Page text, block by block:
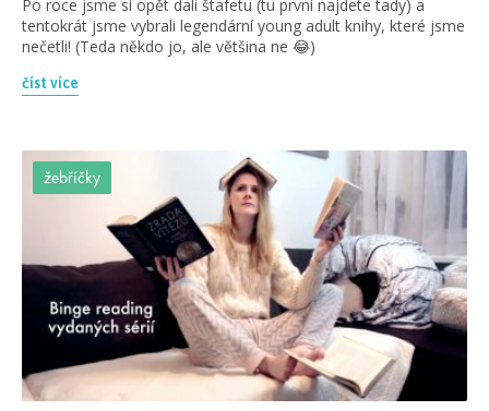
Po roce jsme si opět dali štafetu (tu první najdete tady) a
tentokrát jsme vybrali legendární young adult knihy, které jsme
nečetli! (Teda někdo jo, ale většina ne 😂)
číst více
žebříčky